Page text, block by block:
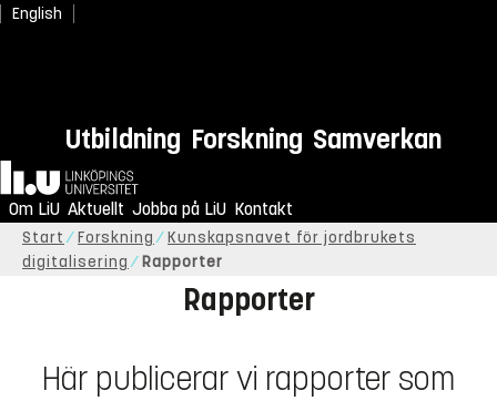
English
Utbildning Forskning Samverkan
Hem
Om LiU Aktuellt Jobba på LiU Kontakt
Start Forskning
Kunskapsnavet för jordbrukets
digitalisering
Rapporter
Rapporter
Här publicerar vi rapporter som